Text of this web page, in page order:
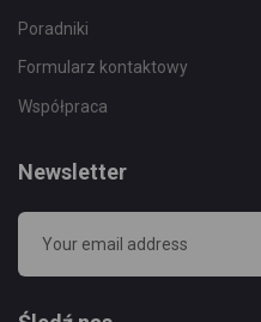
Poradniki
Formularz kontaktowy
Współpraca
Newsletter